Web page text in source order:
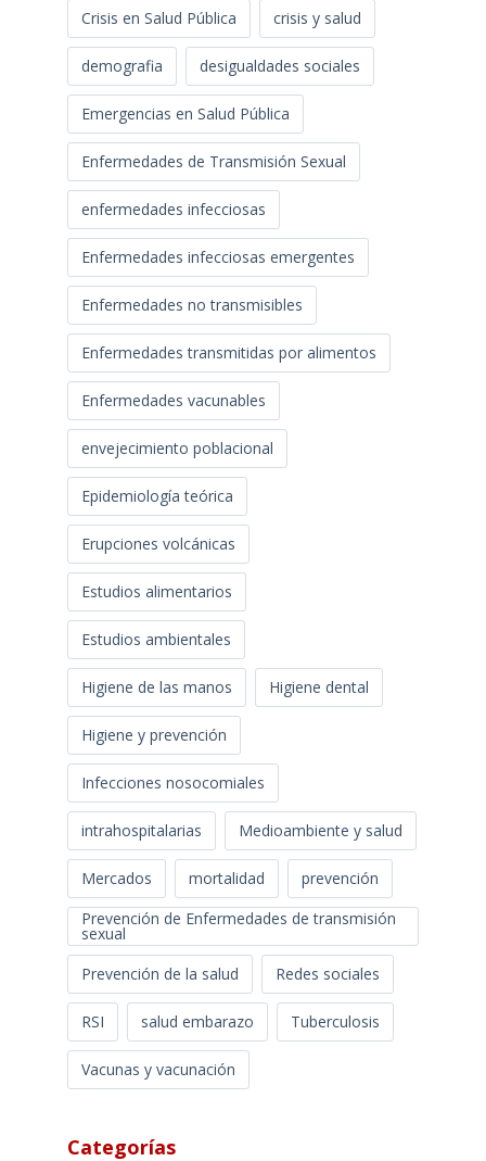
Crisis en Salud Pública crisis y salud
demografia desigualdades sociales
Emergencias en Salud Pública
Enfermedades de Transmisión Sexual
enfermedades infecciosas
Enfermedades infecciosas emergentes
Enfermedades no transmisibles
Enfermedades transmitidas por alimentos
Enfermedades vacunables
envejecimiento poblacional
Epidemiología teórica
Erupciones volcánicas
Estudios alimentarios
Estudios ambientales
Higiene de las manos Higiene dental
Higiene y prevención
Infecciones nosocomiales
intrahospitalarias Medioambiente y salud
Mercados mortalidad
prevención
Prevención de Enfermedades de transmisión
sexual
Prevención de la salud
Redes sociales
RSI salud embarazo Tuberculosis
Vacunas y vacunación
Categorías